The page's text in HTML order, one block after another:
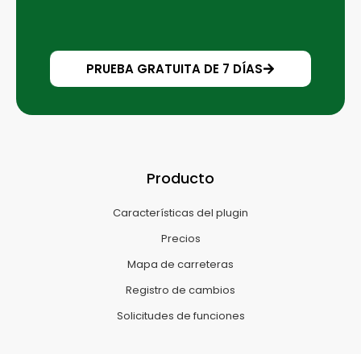
PRUEBA GRATUITA DE 7 DÍAS
Producto
Características del plugin
Precios
Mapa de carreteras
Registro de cambios
Solicitudes de funciones